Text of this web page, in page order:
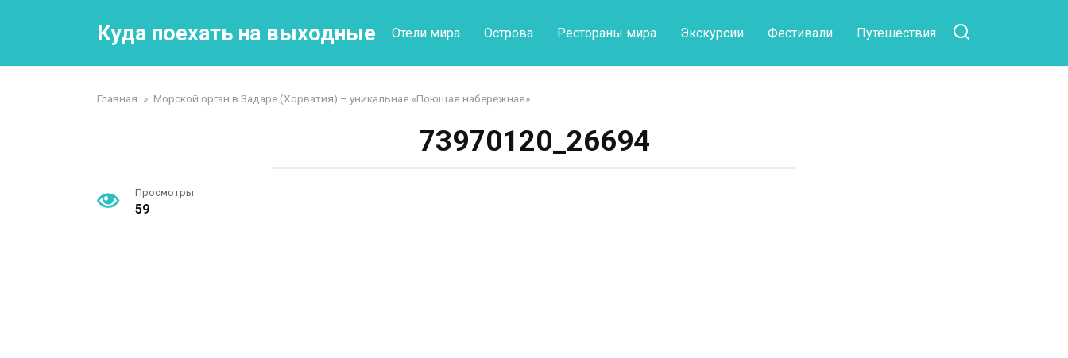
Куда поехать на выходные Отели мира Острова Рестораны мира Экскурсии Фестивали Путешествия
Главная » Морской орган в Задаре (Хорватия) – уникальная «Поющая набережная»
73970120_26694
Просмотры
59